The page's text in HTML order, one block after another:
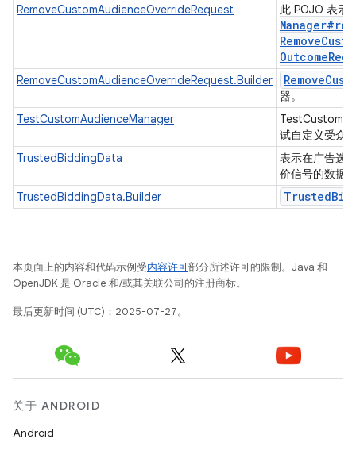
RemoveCustomAudienceOverrideRequest 此 POJO 表示
Manager#
Remove
Outcome
RemoveCustomAudienceOverrideRequest.Builder Remove
器。
TestCustomAudienceManager
试自定义受众
TrustedBiddingData
表示在广告选
价信号的数据
TrustedBiddingData.Builder
Trusted
本页面上的内容和代码示例受内容许可部分所述许可的限制。Java 和
OpenJDK 是 Oracle 和/或其关联公司的注册商标。
最后更新时间 (UTC)：2025-07-27。
关于 ANDROID
Android